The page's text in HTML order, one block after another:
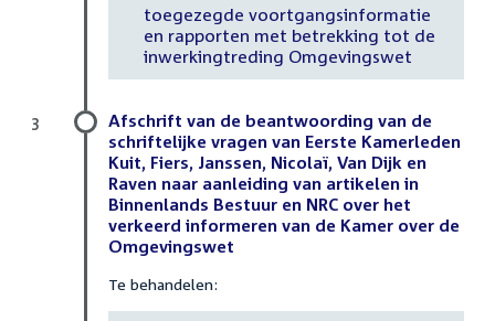
toegezegde voortgangsinformatie
en rapporten met betrekking tot de
inwerkingtreding Omgevingswet
Afschrift van de beantwoording van de
schriftelijke vragen van Eerste Kamerleden
Kuit, Fiers, Janssen, Nicolaï, Van Dijk en
Raven naar aanleiding van artikelen in
Binnenlands Bestuur en NRC over het
verkeerd informeren van de Kamer over de
Omgevingswet
Te behandelen:
3